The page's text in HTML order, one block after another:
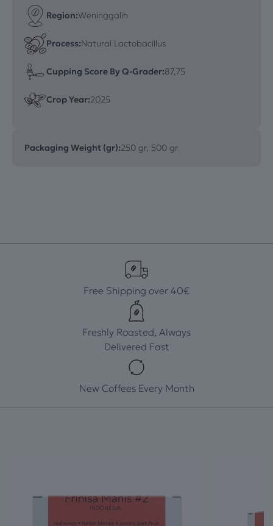
Region:Weninggalih
Process:Natural Lactobacillus
Cupping Score By Q-Grader:87,75
Crop Year:2025
Packaging Weight (gr):250 gr, 500 gr
Free Shipping over 40€
Freshly Roasted, Always
Delivered Fast
New Coffees Every Month